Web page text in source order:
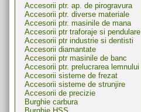
Accesorii ptr. ap. de pirogravura
Accesorii ptr. diverse materiale
Accesorii ptr. masinile de mana
Accesorii ptr traforaje si pendulare
Accesorii ptr industrie si dentisti
Accesorii diamantate
Accesorii ptr masinile de banc
Accesorii ptr. prelucrarea lemnului
Accesorii sisteme de frezat
Accesorii sisteme de strunjire
Accesorii de precizie
Burghie carbura